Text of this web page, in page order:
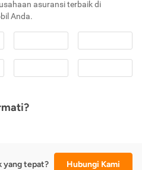
asuransi terbaik di
Anda.
yang tepat? Hubungi Kami